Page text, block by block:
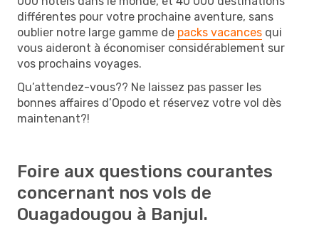
différentes pour votre prochaine aventure, sans
oublier notre large gamme de packs vacances qui
vous aideront à économiser considérablement sur
vos prochains voyages.
Qu’attendez-vous?? Ne laissez pas passer les
bonnes affaires d’Opodo et réservez votre vol dès
maintenant?!
Foire aux questions courantes
concernant nos vols de
Ouagadougou à Banjul.